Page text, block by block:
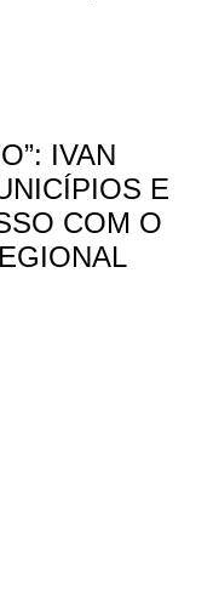
IVAN
E
COM O